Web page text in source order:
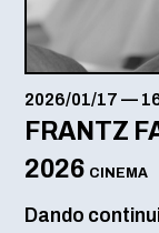
2026/01/17 —
FRANTZ
2026 CINEMA
Dando